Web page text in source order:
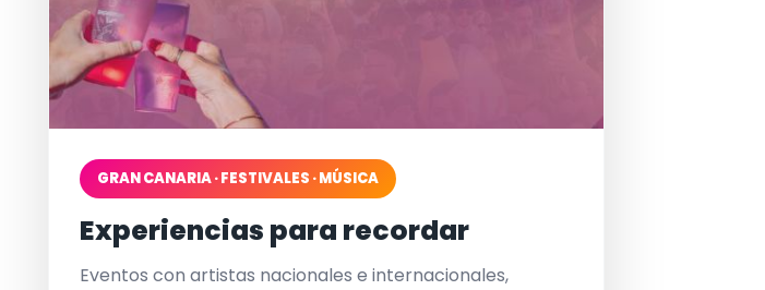
GRAN CANARIA · FESTIVALES · MÚSICA
Experiencias para recordar
Eventos con artistas nacionales e internacionales,